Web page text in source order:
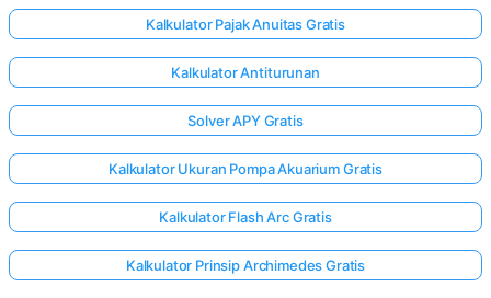
Kalkulator Pajak Anuitas Gratis
Kalkulator Antiturunan
Solver APY Gratis
Kalkulator Ukuran Pompa Akuarium Gratis
Kalkulator Flash Arc Gratis
Kalkulator Prinsip Archimedes Gratis